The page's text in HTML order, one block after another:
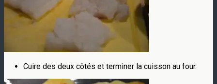
Cuire des deux côtés et terminer la cuisson au four.